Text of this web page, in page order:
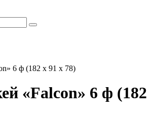
6 ф (182 х 91 х 78)
«Falcon» 6 ф (182